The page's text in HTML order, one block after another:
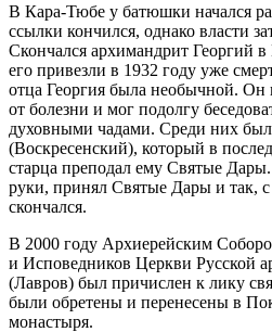
В Кара-Тюбе у батюшки начался
ссылки кончился, однако власти
Скончался архимандрит Георгий
его привезли в 1932 году уже
отца Георгия была необычной. Он
от болезни и мог подолгу
духовными чадами. Среди них
(Воскресенский), который в
старца преподал ему Святые
руки, принял Святые Дары и так,
скончался.
В 2000 году Архиерейским
и Исповедников Церкви Русской
(Лавров) был причислен к лику
были обретены и перенесены в
монастыря.